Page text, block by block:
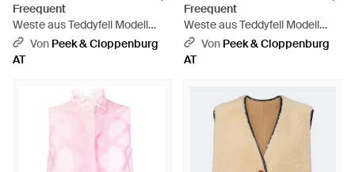
Freequent
Weste aus Teddyfell Modell
'Eddy' - Braun
Von Peek & Cloppenburg
AT
Freequent
Weste aus Teddyfell Modell
'Eddy' - Natur
Von Peek & Cloppenburg
AT